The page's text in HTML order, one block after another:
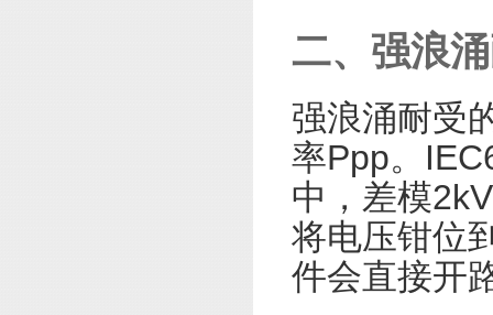
二、强浪
强浪涌耐受
率Ppp。
中，差模
将电压钳位
件会直接开